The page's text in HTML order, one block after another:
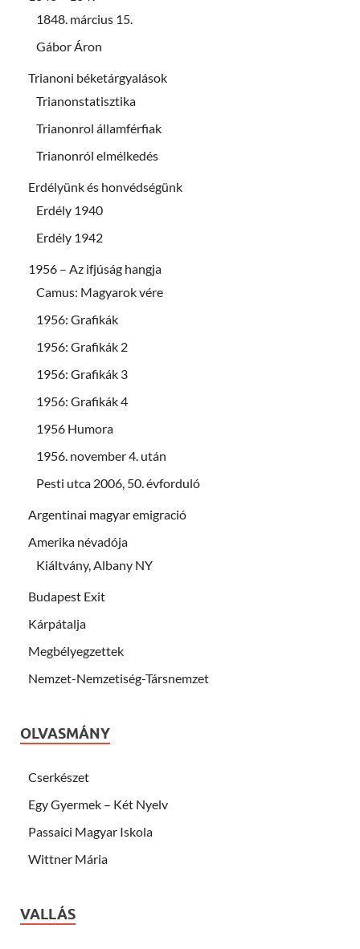
1848. március 15.
Gábor Áron
Trianoni béketárgyalások
Trianonstatisztika
Trianonrol államférfiak
Trianonról elmélkedés
Erdélyünk és honvédségünk
Erdély 1940
Erdély 1942
1956 – Az ifjúság hangja
Camus: Magyarok vére
1956: Grafikák
1956: Grafikák 2
1956: Grafikák 3
1956: Grafikák 4
1956 Humora
1956. november 4. után
Pesti utca 2006, 50. évforduló
Argentinai magyar emigració
Amerika névadója
Kiáltvány, Albany NY
Budapest Exit
Kárpátalja
Megbélyegzettek
Nemzet-Nemzetiség-Társnemzet
OLVASMÁNY
Cserkészet
Egy Gyermek – Két Nyelv
Passaici Magyar Iskola
Wittner Mária
VALLÁS